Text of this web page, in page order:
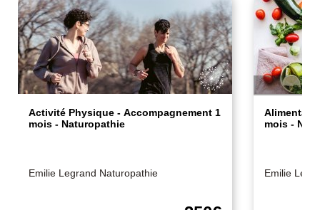
Activité Physique - Accompagnement 1
mois - Naturopathie
Emilie Legrand Naturopathie
mois -
Emilie